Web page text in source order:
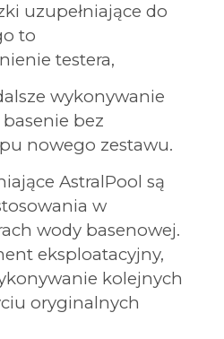
uzupełniające do
to
testera,
wykonywanie
bez
nowego zestawu.
AstralPool są
w
wody basenowej.
eksploatacyjny,
kolejnych
oryginalnych